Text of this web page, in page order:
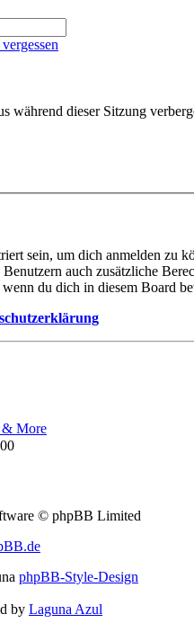
während dieser Sitzung
sein, um dich anmelden
auch zusätzliche
du dich in diesem Board
& More
© phpBB Limited
phpBB-Style-Design
by Laguna Azul